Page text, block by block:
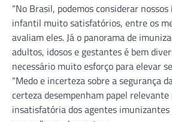
“No Brasil, podemos considerar
infantil muito satisfatórios, entre os
avaliam eles. Já o panorama de
adultos, idosos e gestantes é bem
necessário muito esforço para elevar
“Medo e incerteza sobre a segurança
certeza desempenham papel
insatisfatória dos agentes imunizantes